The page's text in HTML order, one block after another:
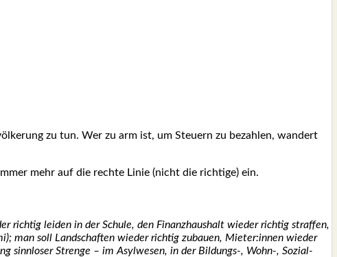
zu tun. Wer zu arm ist, um Steu­ern zu bezah­len, wan­dert
mehr auf die rech­te Linie (nicht die rich­ti­ge) ein.
rich­tig lei­den in der Schu­le, den Finanz­haus­halt wie­der rich­tig straf­fen,
man soll Land­schaf­ten wie­der rich­tig zubau­en, Mieter:innen wie­der
sinn­lo­ser Stren­ge – im Asyl­we­sen, in der Bildungs‑, Wohn‑, Sozi­al-